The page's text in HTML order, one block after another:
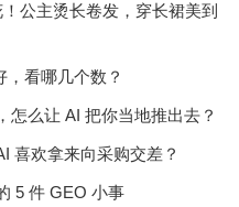
公主烫长卷发，穿长裙美到
看哪几个数？
怎么让 AI 把你当地推出去？
喜欢拿来向采购交差？
5 件 GEO 小事